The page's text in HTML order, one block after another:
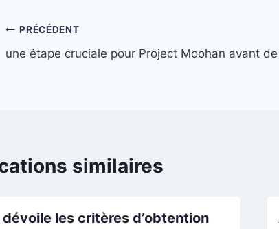
Navigation
de
PRÉCÉDENT
une étape cruciale pour Project Moohan avant
similaires
les critères d’obtention